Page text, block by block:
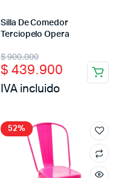
Silla De Comedor
Terciopelo Opera
$900.000
Original
price
was:
$ 900.000.
$ 439.900
Current
price
is:
$ 439.900.
IVA incluido
52%